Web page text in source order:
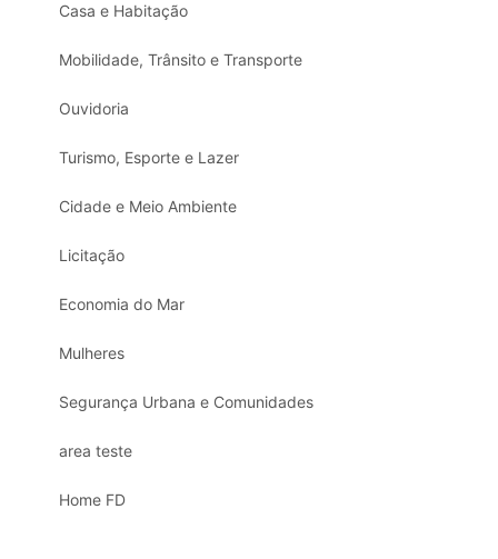
Casa e Habitação
Mobilidade, Trânsito e Transporte
Ouvidoria
Turismo, Esporte e Lazer
Cidade e Meio Ambiente
Licitação
Economia do Mar
Mulheres
Segurança Urbana e Comunidades
area teste
Home FD